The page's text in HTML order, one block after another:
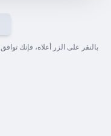
بالنقر على الزر أعلاه، فإنك